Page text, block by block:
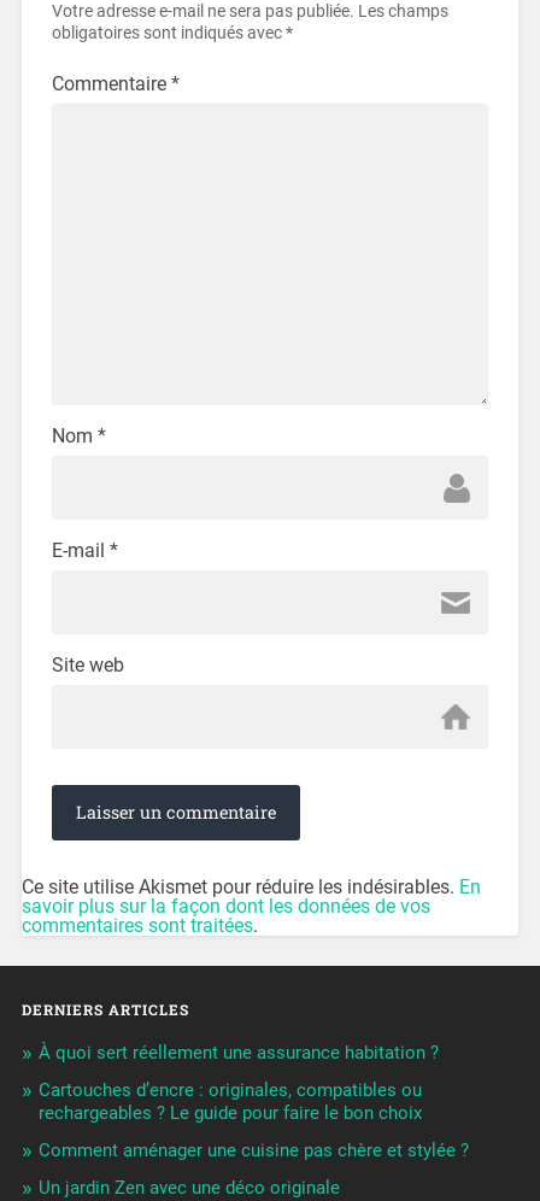
Votre adresse e-mail ne sera pas publiée. Les champs
obligatoires sont indiqués avec*
Commentaire *
Nom *
E-mail *
Site web
Ce site utilise Akismet pour réduire les indésirables. En
savoir plus sur la façon dont les données de vos
commentaires sont traitées.
DERNIERS ARTICLES
À quoi sert réellement une assurance habitation ?
Cartouches d’encre : originales, compatibles ou
rechargeables ? Le guide pour faire le bon choix
Comment aménager une cuisine pas chère et stylée ?
Un jardin Zen avec une déco originale